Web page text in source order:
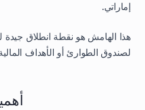
إماراتي.
هذا الهامش هو نقطة انطلاق جيدة
لصندوق الطوارئ أو الأهداف